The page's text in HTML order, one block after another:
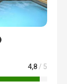
4,8 / 5